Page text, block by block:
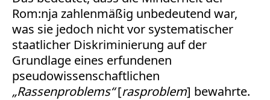
Rom:nja zahlenmäßig unbedeutend war,
was sie jedoch nicht vor systematischer
staatlicher Diskriminierung auf der
Grundlage eines erfundenen
pseudowissenschaftlichen
„Rassenproblems“[rasproblem] bewahrte.